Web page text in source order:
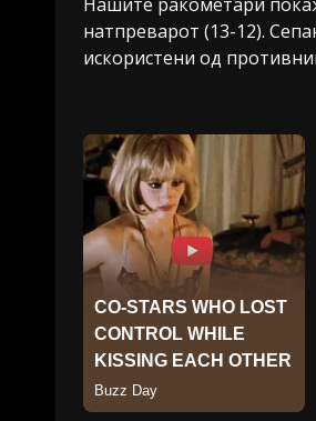
натпреварот (13-12).
искористени од